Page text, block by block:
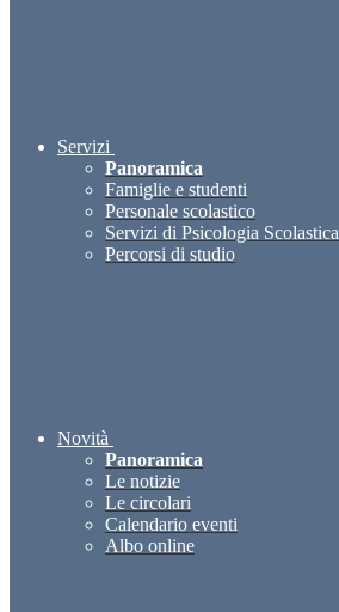
Servizi
Panoramica
Famiglie e studenti
Personale scolastico
Servizi di Psicologia Scolastica
Percorsi di studio
Novità
Panoramica
Le notizie
Le circolari
Calendario eventi
Albo online